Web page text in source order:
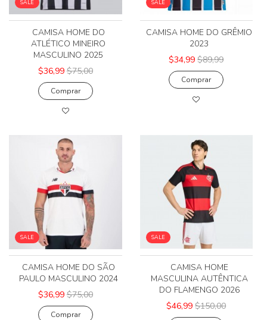
SALE
CAMISA HOME DO
ATLÉTICO MINEIRO
MASCULINO 2025
$36,99 $75,00
Comprar
SALE
CAMISA HOME DO GRÊMIO
2023
$34,99 $89,99
Comprar
SALE
CAMISA HOME DO SÃO
PAULO MASCULINO 2024
$36,99 $75,00
Comprar
SALE
CAMISA HOME
MASCULINA AUTÊNTICA
DO FLAMENGO 2026
$46,99 $150,00